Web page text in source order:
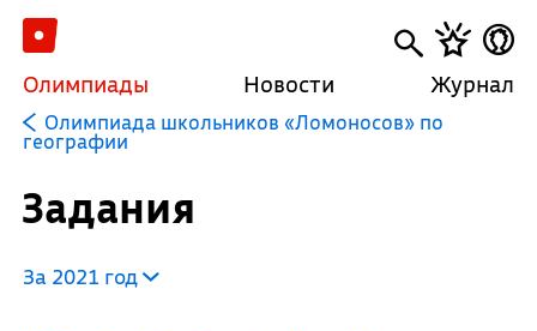
Олимпиады Новости Журнал
Олимпиада школьников «Ломоносов» по
географии
Задания
За 2021 год